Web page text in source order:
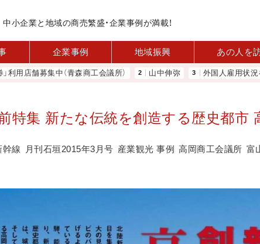
中小企業と地域の商売繁盛・企業事例が満載！
企業事例 地域振興 あの人を
中（青森商工会議所） 山中伸弥 外国人雇用状況を公表 過去
特集 新たな伝統を創造する歴史都市 高
幹線 月刊石垣2015年3月号 産業観光 事例 高岡商工会議所 富